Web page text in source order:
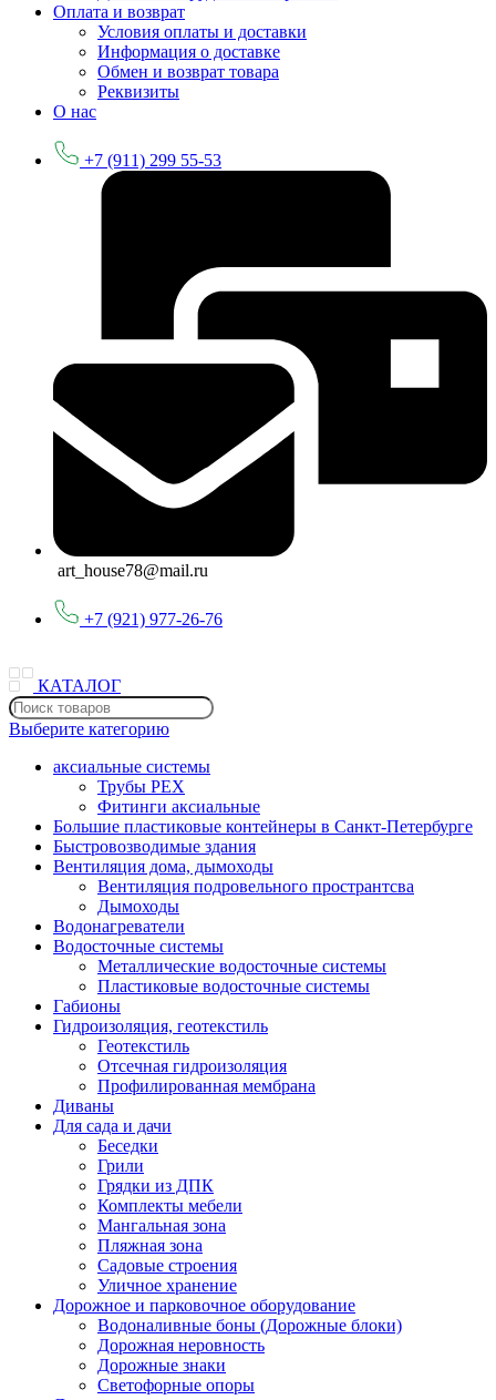
Оплата и возврат
Условия оплаты и доставки
Информация о доставке
Обмен и возврат товара
Реквизиты
О нас
+7 (911) 299 55-53
art_house78@mail.ru
+7 (921) 977-26-76
КАТАЛОГ
Выберите категорию
аксиальные системы
Трубы PEX
Фитинги аксиальные
Большие пластиковые контейнеры в Санкт-Петербурге
Быстровозводимые здания
Вентиляция дома, дымоходы
Вентиляция подровельного пространтсва
Дымоходы
Водонагреватели
Водосточные системы
Металлические водосточные системы
Пластиковые водосточные системы
Габионы
Гидроизоляция, геотекстиль
Геотекстиль
Отсечная гидроизоляция
Профилированная мембрана
Диваны
Для сада и дачи
Беседки
Грили
Грядки из ДПК
Комплекты мебели
Мангальная зона
Пляжная зона
Садовые строения
Уличное хранение
Дорожное и парковочное оборудование
Водоналивные боны (Дорожные блоки)
Дорожная неровность
Дорожные знаки
Светофорные опоры